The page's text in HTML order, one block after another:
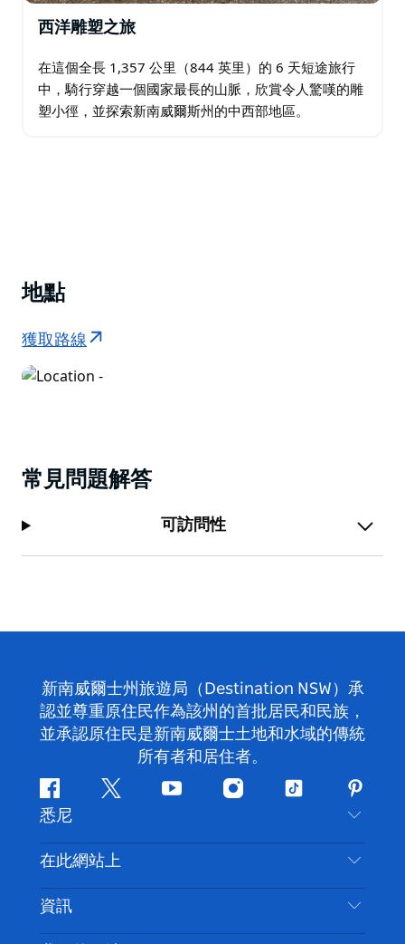
西洋雕塑之旅
在這個全長 1,357 公里（844 英里）的 6 天短途旅行
中，騎行穿越一個國家最長的山脈，欣賞令人驚嘆的雕
塑小徑，並探索新南威爾斯州的中西部地區。
地點
獲取路線
常見問題解答
可訪問性
新南威爾士州旅遊局（Destination NSW）承
認並尊重原住民作為該州的首批居民和民族，
並承認原住民是新南威爾士土地和水域的傳統
所有者和居住者。
Facebook嘰
喳
喳
Youtube Instagram
抖
悉尼
聯絡我們
免責聲明
隱私
在此網站上
目的地
要做的事情
資訊